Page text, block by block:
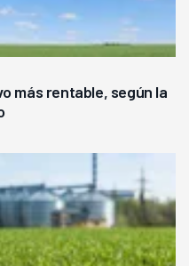
más rentable, según la